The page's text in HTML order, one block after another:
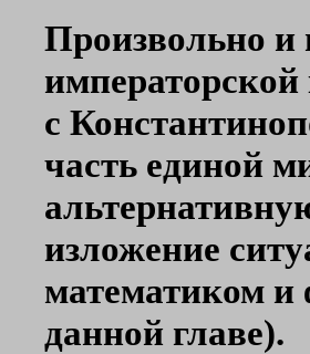
Произвольно и
с
часть единой
изложение
математиком
данной главе).